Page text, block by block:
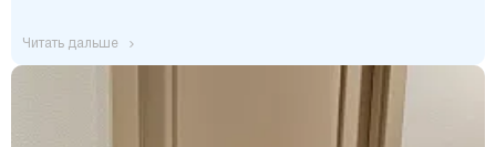
читать дальше